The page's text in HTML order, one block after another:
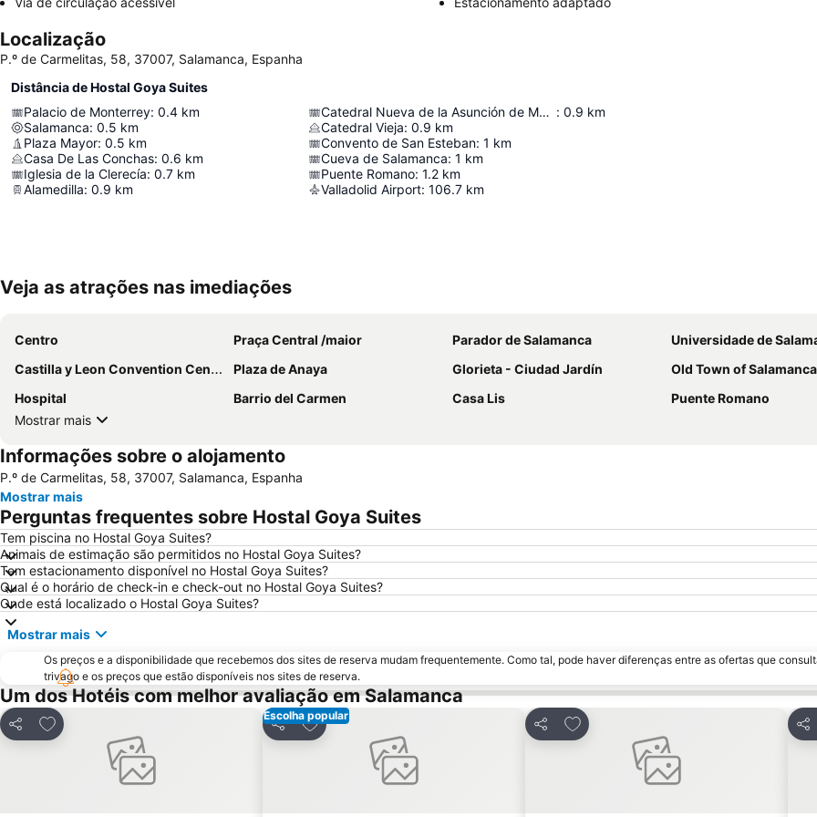
Localização
P.º de Carmelitas, 58, 37007, Salamanca, Espanha
Distância de Hostal Goya Suites
Palacio de Monterrey: 0.4 km
Salamanca: 0.5 km
Plaza Mayor: 0.5 km
Casa De Las Conchas: 0.6 km
Iglesia de la Clerecía: 0.7 km
Alamedilla: 0.9 km
Catedral Nueva de la Asunción de María : 0.9 km
Catedral Vieja: 0.9 km
Convento de San Esteban: 1 km
Cueva de Salamanca: 1 km
Puente Romano: 1.2 km
Valladolid Airport: 106.7 km
Veja as atrações nas imediações
Centro Praça Central /maior Parador de Salamanca
Universidade de
Castilla y Leon Convention Center
Plaza de Anaya Glorieta - Ciudad Jardín
Old Town of Salamanca
Hospital
Barrio del Carmen Casa Lis
Puente Romano
Mostrar mais
Informações sobre o alojamento
P.º de Carmelitas, 58, 37007, Salamanca, Espanha
Mostrar mais
Perguntas frequentes sobre Hostal Goya Suites
Tem piscina no Hostal Goya Suites?
Animais de estimação são permitidos no Hostal Goya Suites?
Tem estacionamento disponível no Hostal Goya Suites?
Qual é o horário de check-in e check-out no Hostal Goya Suites?
Onde está localizado o Hostal Goya Suites?
Mostrar mais
Os preços e a disponibilidade que recebemos dos sites de reserva mudam frequentemente. Como tal, pode haver diferenças entre as ofertas que
trivago e os preços que estão disponíveis nos sites de reserva.
Um dos Hotéis com melhor avaliação em Salamanca
Partilhar
Adicionar aos favoritos Escolha popular
Partilhar
Adicionar aos favoritos
Partilhar
Adicionar aos favoritos